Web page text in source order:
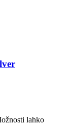
lahko